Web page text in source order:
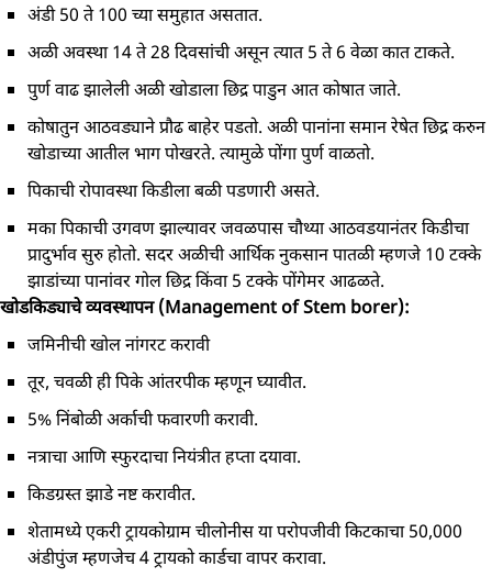
अंडी 50 ते 100 च्या समुहात असतात.
अळी अवस्था 14 ते 28 दिवसांची असून त्यात 5 ते 6 वेळा कात टाकते.
पुर्ण वाढ झालेली अळी खोडाला छिद्र पाडुन आत कोषात जाते.
कोषातुन आठवड्याने प्रौढ बाहेर पडतो. अळी पानांना समान रेषेत छिद्र करुन
खोडाच्या आतील भाग पोखरते. त्यामुळे पोंगा पुर्ण वाळतो.
पिकाची रोपावस्था किडीला बळी पडणारी असते.
मका पिकाची उगवण झाल्यावर जवळपास चौथ्या आठवडयानंतर किडीचा
प्रादुर्भाव सुरु होतो. सदर अळीची आर्थिक नुकसान पातळी म्हणजे 10 टक्के
झाडांच्या पानांवर गोल छिद्र किंवा 5 टक्के पोंगेमर आढळते.
खोडकिड्याचे व्यवस्थापन (Management of Stem borer):
जमिनीची खोल नांगरट करावी
तूर, चवळी ही पिके आंतरपीक म्हणून घ्यावीत.
5% निंबोळी अर्काची फवारणी करावी.
नत्राचा आणि स्फुरदाचा नियंत्रीत हप्ता दयावा.
किडग्रस्त झाडे नष्ट करावीत.
शेतामध्ये एकरी ट्रायकोग्राम चीलोनीस या परोपजीवी किटकाचा 50,000
अंडीपुंज म्हणजेच 4 ट्रायको कार्डचा वापर करावा.